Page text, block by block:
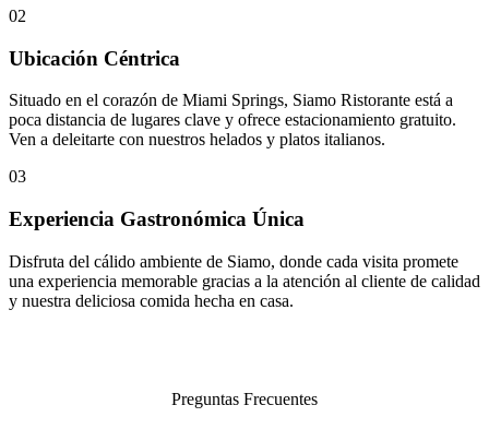
02
Ubicación Céntrica
Situado en el corazón de Miami Springs, Siamo Ristorante está a
poca distancia de lugares clave y ofrece estacionamiento gratuito.
Ven a deleitarte con nuestros helados y platos italianos.
03
Experiencia Gastronómica Única
Disfruta del cálido ambiente de Siamo, donde cada visita promete
una experiencia memorable gracias a la atención al cliente de calidad
y nuestra deliciosa comida hecha en casa.
Preguntas Frecuentes